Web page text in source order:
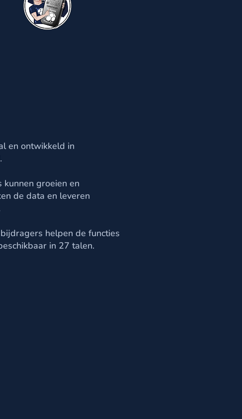
en ontwikkeld in
groeien en
de data en leveren
helpen de functies
in 27 talen.